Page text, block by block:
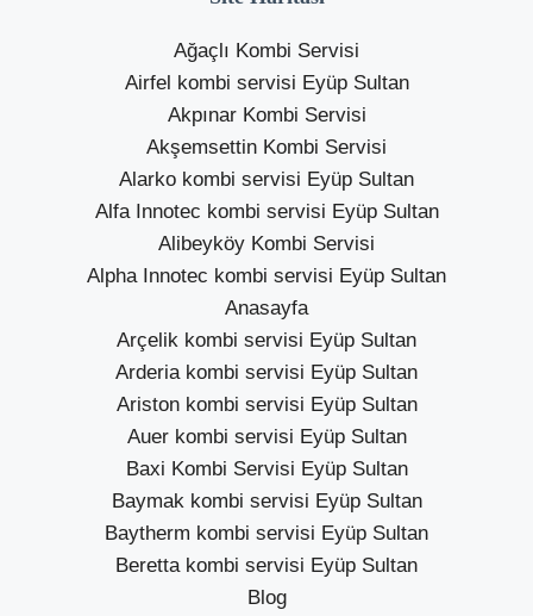
Ağaçlı Kombi Servisi
Airfel kombi servisi Eyüp Sultan
Akpınar Kombi Servisi
Akşemsettin Kombi Servisi
Alarko kombi servisi Eyüp Sultan
Alfa Innotec kombi servisi Eyüp Sultan
Alibeyköy Kombi Servisi
Alpha Innotec kombi servisi Eyüp Sultan
Anasayfa
Arçelik kombi servisi Eyüp Sultan
Arderia kombi servisi Eyüp Sultan
Ariston kombi servisi Eyüp Sultan
Auer kombi servisi Eyüp Sultan
Baxi Kombi Servisi Eyüp Sultan
Baymak kombi servisi Eyüp Sultan
Baytherm kombi servisi Eyüp Sultan
Beretta kombi servisi Eyüp Sultan
Blog